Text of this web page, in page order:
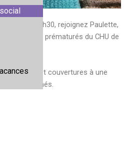
de 14h à 16h30, rejoignez Paulette,
pour les prématurés du CHU de
brassières et couvertures à une
nouveaux-nés.